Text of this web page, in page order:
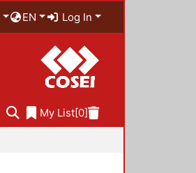
EN Log In
My List[0]